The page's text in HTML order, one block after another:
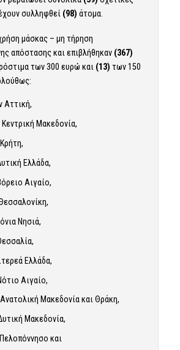
συλληφθεί (98) άτομα.
μάσκας – μη τήρηση
απόστασης και επιβλήθηκαν (367)
των 300 ευρώ και (13) των 150
Αττική,
Μακεδονία,
Ελλάδα,
Αιγαίο,
Νησιά,
Ελλάδα,
Αιγαίο,
Μακεδονία και Θράκη,
Μακεδονία,
και